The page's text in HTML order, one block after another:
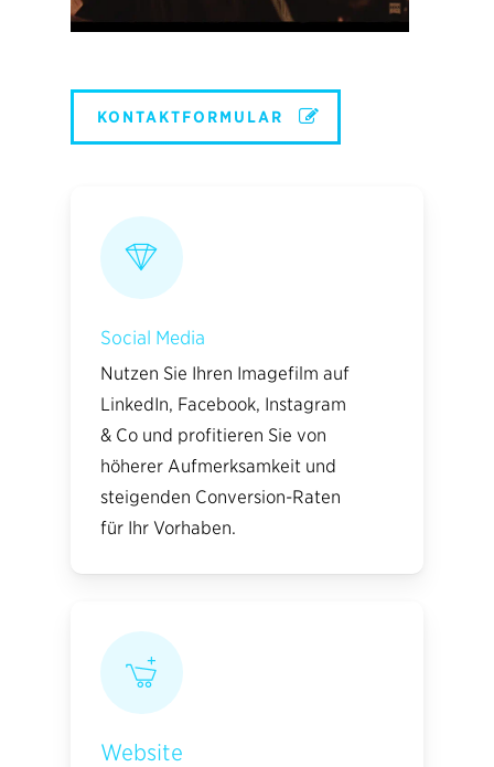
KONTAKTFORMULAR
Social Media
Nutzen Sie Ihren Imagefilm auf
LinkedIn, Facebook, Instagram
& Co und profitieren Sie von
höherer Aufmerksamkeit und
steigenden Conversion-Raten
für Ihr Vorhaben.
Website